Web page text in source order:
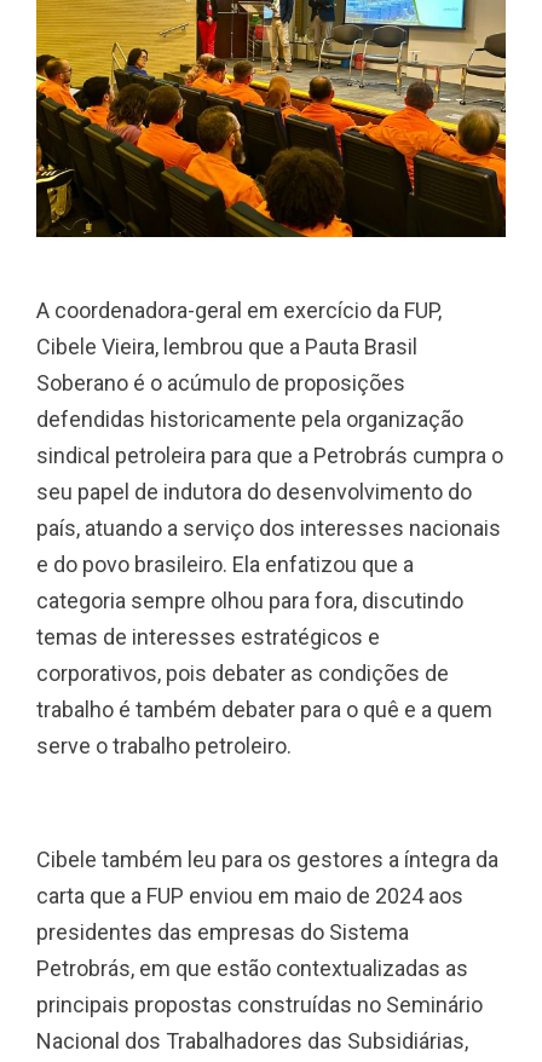
A coordenadora-geral em exercício da FUP,
Cibele Vieira, lembrou que a Pauta Brasil
Soberano é o acúmulo de proposições
defendidas historicamente pela organização
sindical petroleira para que a Petrobrás cumpra o
seu papel de indutora do desenvolvimento do
país, atuando a serviço dos interesses nacionais
e do povo brasileiro. Ela enfatizou que a
categoria sempre olhou para fora, discutindo
temas de interesses estratégicos e
corporativos, pois debater as condições de
trabalho é também debater para o quê e a quem
serve o trabalho petroleiro.
Cibele também leu para os gestores a íntegra da
carta que a FUP enviou em maio de 2024 aos
presidentes das empresas do Sistema
Petrobrás, em que estão contextualizadas as
principais propostas construídas no Seminário
Nacional dos Trabalhadores das Subsidiárias,